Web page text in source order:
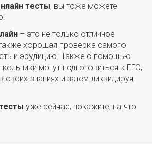
тесты, вы тоже можете
– это не только отличное
хорошая проверка самого
и эрудицию. Также с помощью
могут подготовиться к ЕГЭ,
знаниях и затем ликвидируя
уже сейчас, покажите, на что